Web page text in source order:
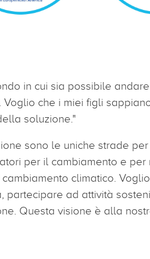
in cui sia possibile
che i miei figli
soluzione."
sono le uniche strade
per il cambiamento e
climatico.
partecipare ad attività
Questa visione è alla